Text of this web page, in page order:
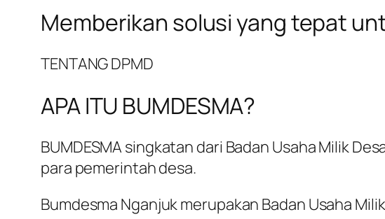
Memberikan solusi yang tepat
TENTANG DPMD
APA ITU BUMDESMA?
BUMDESMA singkatan dari Badan Usaha Milik
para pemerintah desa.
Bumdesma Nganjuk merupakan Badan Usaha